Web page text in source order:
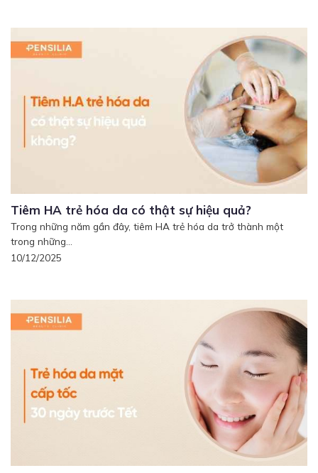
Tiêm HA trẻ hóa da có thật sự hiệu quả?
Trong những năm gần đây, tiêm HA trẻ hóa da trở thành một
trong những...
10/12/2025